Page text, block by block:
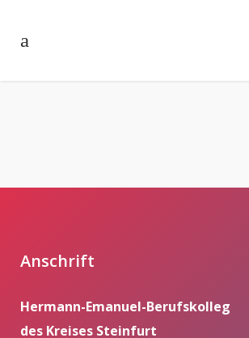
Anschrift
Hermann-Emanuel-Berufskolleg
des Kreises Steinfurt